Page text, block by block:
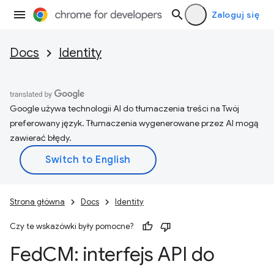
Zaloguj się
Docs Identity
Google używa technologii AI do tłumaczenia treści na Twój
preferowany język. Tłumaczenia wygenerowane przez AI mogą
zawierać błędy.
Strona główna Docs Identity
Czy te wskazówki były pomocne?
FedCM: interfejs API do